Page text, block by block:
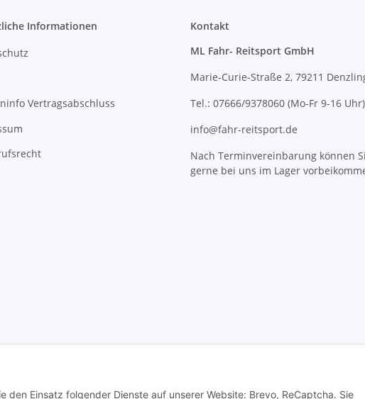
den Einsatz folgender Dienste auf unserer Website: Brevo, ReCaptcha. Sie
Informationen
Vertragsabschluss
Kontakt
ML Fahr- Reitsport GmbH
Marie-Curie-Straße 2, 79211
Tel.: 07666/9378060 (Mo-Fr 9-16 Uhr)
info@fahr-reitsport.de
Nach Terminvereinbarung können
gerne bei uns im Lager